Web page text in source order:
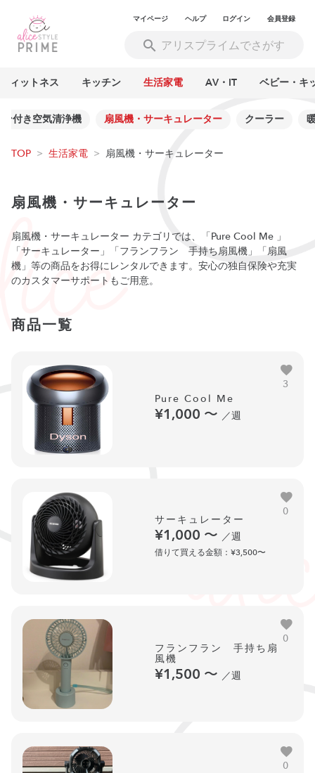
マイページ ヘルプ ログイン 会員登録
フィットネス キッチン 生活家電 AV・IT ベビー・キ
ン付き空気清浄機 扇風機・サーキュレーター クーラー
TOP > 生活家電 > 扇風機・サーキュレーター
扇風機・サーキュレーター
扇風機・サーキュレーター カテゴリでは、「Pure Cool Me 」
「サーキュレーター」「フランフラン 手持ち扇風機」「扇風
機」等の商品をお得にレンタルできます。安心の独自保険や充実
のカスタマーサポートもご用意。
商品一覧
Pure Cool Me
¥1,000 〜 ／週
3
サーキュレーター
¥1,000 〜 ／週
借りて買える金額：¥3,500〜
0
フランフラン 手持ち扇
風機
¥1,500 〜 ／週
0
0